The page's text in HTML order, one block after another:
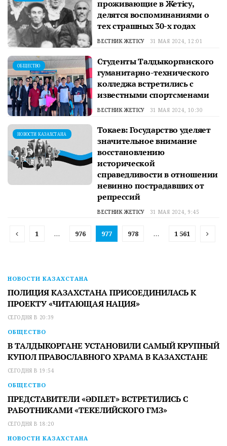
проживающие в Жетісу,
делятся воспоминаниями о
тех страшных 30-х годах
ВЕСТНИК ЖЕТІСУ 31 МАЯ 2024, 12:01
ОБЩЕСТВО
Студенты Талдыкорганского
гуманитарно-технического
колледжа встретились с
известными спортсменами
ВЕСТНИК ЖЕТІСУ 31 МАЯ 2024, 10:30
НОВОСТИ КАЗАХСТАНА
Токаев: Государство уделяет
значительное внимание
восстановлению
исторической
справедливости в отношении
невинно пострадавших от
репрессий
ВЕСТНИК ЖЕТІСУ 31 МАЯ 2024, 9:45
1 … 976 977 978 … 1 561
НОВОСТИ КАЗАХСТАНА
ПОЛИЦИЯ КАЗАХСТАНА ПРИСОЕДИНИЛАСЬ К
ПРОЕКТУ «ЧИТАЮЩАЯ НАЦИЯ»
СЕГОДНЯ В 20:39
ОБЩЕСТВО
В ТАЛДЫКОРГАНЕ УСТАНОВИЛИ САМЫЙ КРУПНЫЙ
КУПОЛ ПРАВОСЛАВНОГО ХРАМА В КАЗАХСТАНЕ
СЕГОДНЯ В 19:54
ОБЩЕСТВО
ПРЕДСТАВИТЕЛИ «ӘDILET» ВСТРЕТИЛИСЬ С
РАБОТНИКАМИ «ТЕКЕЛИЙСКОГО ГМЗ»
СЕГОДНЯ В 18:20
НОВОСТИ КАЗАХСТАНА